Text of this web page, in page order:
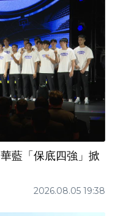
藍「保底四強」掀
2026.08.05 19:38